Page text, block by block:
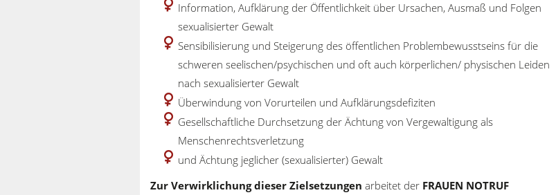
Information, Aufklärung der Öffentlichkeit über Ursachen, Ausmaß und Folgen
sexualisierter Gewalt
Sensibilisierung und Steigerung des öffentlichen Problembewusstseins für die
schweren seelischen/psychischen und oft auch körperlichen/ physischen Leiden
nach sexualisierter Gewalt
Überwindung von Vorurteilen und Aufklärungsdefiziten
Gesellschaftliche Durchsetzung der Ächtung von Vergewaltigung als
Menschenrechtsverletzung
und Ächtung jeglicher (sexualisierter) Gewalt
Zur Verwirklichung dieser Zielsetzungen arbeitet der FRAUEN NOTRUF